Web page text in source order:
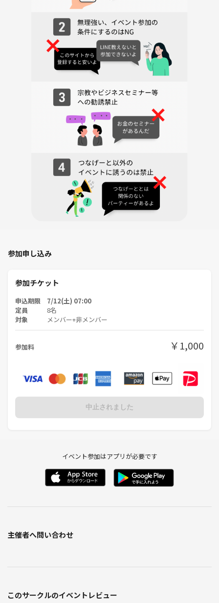
下記の行為はご遠慮ください。
・勧誘・営業・告知・引き抜き・しつこいナンパ・暴言など
・過度なナンパ行為や迷惑行為
・開催内容や風景写真、動画のSNS等への無許可投稿
サークルやイベントの輪を乱す行動をする方、運営側の指示に従ってい
ただけない方や運営側が参加者様としてふさわしくないと判断した方
は、参加をお断りする場合がございます。
週末の朝をちょっと特別な時間にしてみませんか？
あなたのご参加を、運営一同お待ちしています🌸
参加申し込み
参加チケット
申込期限 7/12(土) 07:00
定員 8名
対象 メンバー+非メンバー
参加料 ￥1,000
中止されました
イベント参加はアプリが必要です
主催者へ問い合わせ
このサークルのイベントレビュー